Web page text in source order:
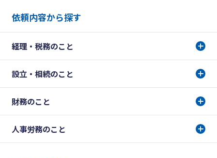
依頼内容から探す
経理・税務のこと
設立・相続のこと
財務のこと
人事労務のこと